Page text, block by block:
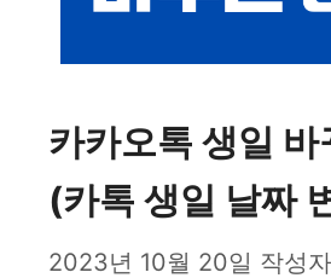
카카오톡 생일 바
(카톡 생일 날짜
2023년 10월 20일 작성